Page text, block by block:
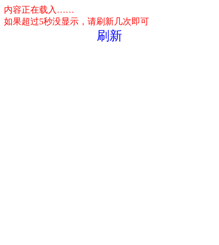
内容正在载入……
如果超过5秒没显示，请刷新几次即可
刷新